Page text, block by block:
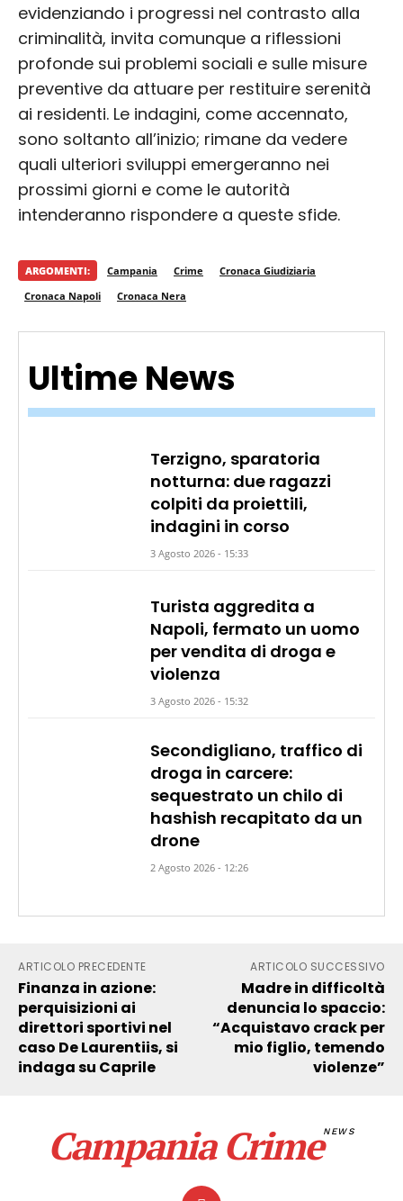
Ultime News
Terzigno, sparatoria
notturna: due ragazzi
colpiti da proiettili,
indagini in corso
3 Agosto 2026 - 15:33
Turista aggredita a
Napoli, fermato un uomo
per vendita di droga e
violenza
3 Agosto 2026 - 15:32
Secondigliano, traffico di
droga in carcere:
sequestrato un chilo di
hashish recapitato da un
drone
2 Agosto 2026 - 12:26
evidenziando i progressi nel contrasto alla
criminalità, invita comunque a riflessioni
profonde sui problemi sociali e sulle misure
preventive da attuare per restituire serenità
ai residenti. Le indagini, come accennato,
sono soltanto all’inizio; rimane da vedere
quali ulteriori sviluppi emergeranno nei
prossimi giorni e come le autorità
intenderanno rispondere a queste sfide.
ARGOMENTI: Campania Crime
Cronaca Giudiziaria
Cronaca Napoli
Cronaca Nera
ARTICOLO PRECEDENTE
Finanza in azione:
perquisizioni ai
direttori sportivi nel
caso De Laurentiis, si
indaga su Caprile
ARTICOLO SUCCESSIVO
Madre in difficoltà
denuncia lo spaccio:
“Acquistavo crack per
mio figlio, temendo
violenze”
Campania CrimeNEWS